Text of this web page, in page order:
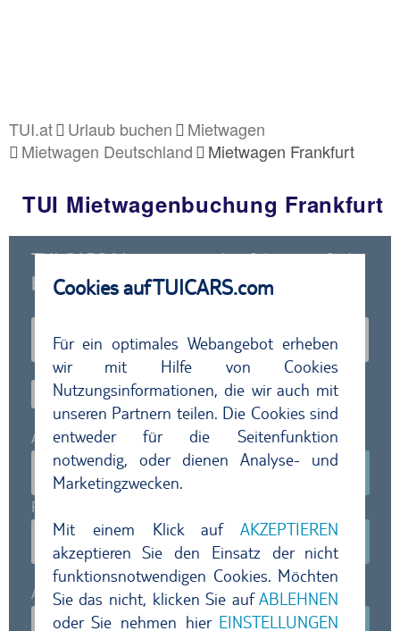
TUI.at Urlaub buchen
Mietwagen
Mietwagen Deutschland
Mietwagen Frankfurt
TUI Mietwagenbuchung Frankfurt